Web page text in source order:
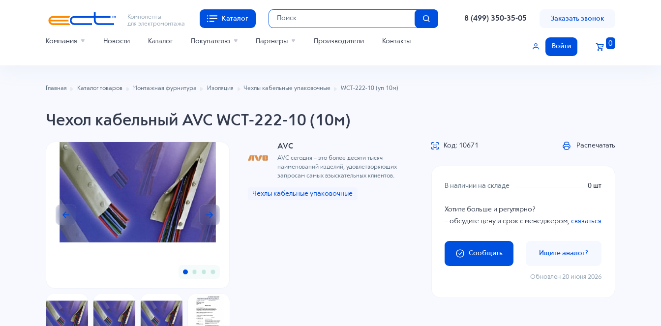
Компоненты
для электромонтажа
Каталог 8 (499) 350-35-05 Заказать звонок
Компания Новости Каталог Покупателю Партнеры Производители Контакты
Войти 0
Главная Каталог товаров Монтажная фурнитура Изоляция Чехлы кабельные упаковочные WCT-222-10 (уп 10м)
Чехол кабельный AVC WCT-222-10 (10м)
AVC
AVC сегодня – это более десяти тысяч
наименований изделий, удовлетворяющих
запросам самых взыскательных клиентов.
Чехлы кабельные упаковочные
Код: 10671 Распечатать
В наличии на складе 0 шт
Хотите больше и регулярно?
– обсудите цену и срок с менеджером,связаться
Сообщить Ищите аналог?
Обновлен 20 июня 2026